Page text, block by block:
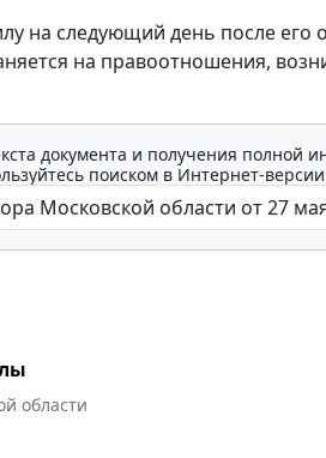
на следующий день после его
на правоотношения,
документа и получения
поиском в Интернет-
области